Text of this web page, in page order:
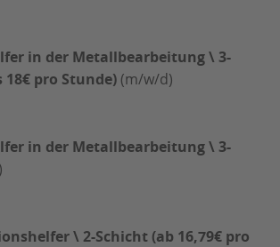
in der Metallbearbeitung \ 3-
18€ pro Stunde) (m/w/d)
in der Metallbearbeitung \ 3-
\ 2-Schicht (ab 16,79€ pro